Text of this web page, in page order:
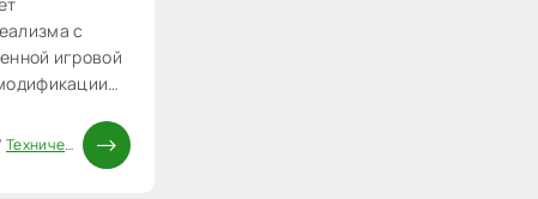
с
игровой
Технические моды FS25